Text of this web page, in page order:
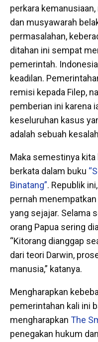
perkara
dan musyawarah
permasalahan,
ditahan ini sempat
pemerintah.
keadilan.
remisi kepada Filep,
pemberian ini karena
keseluruhan kasus
adalah sebuah
Maka semestinya
berkata dalam buku
Binatang”. Republik
pernah
yang sejajar. Selama
orang Papua sering
“Kitorang dianggap
dari teori Darwin,
manusia,” katanya.
Mengharapkan
pemerintahan kali ini
mengharapkan The
penegakan hukum